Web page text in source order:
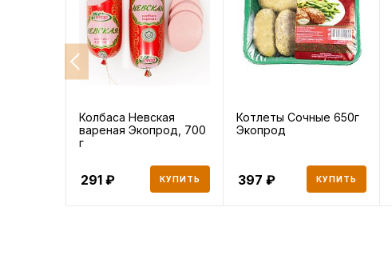
Колбаса Невская
вареная Экопрод, 700
г
291 КУПИТЬ
Котлеты Сочные 650г
Экопрод
397 КУПИТЬ